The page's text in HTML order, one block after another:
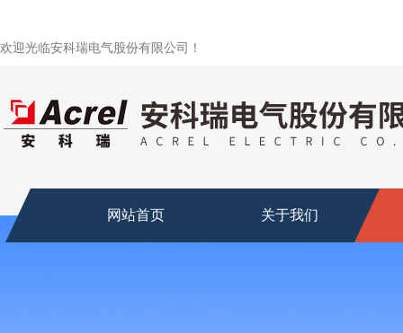
欢迎光临安科瑞电气股份有限公司！
网站首页 关于我们